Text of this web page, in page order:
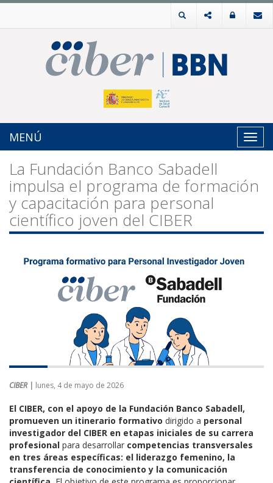
MENÚ
La Fundación Banco Sabadell
impulsa el programa de formación
y capacitación para personal
científico joven del CIBER
CIBER | lunes, 4 de mayo de 2026
El CIBER, con el apoyo de la Fundación Banco Sabadell,
promueven un itinerario formativo dirigido a personal
investigador del CIBER en etapas iniciales de su carrera
profesional para desarrollar competencias transversales
en tres áreas específicas: el liderazgo femenino, la
transferencia de conocimiento y la comunicación